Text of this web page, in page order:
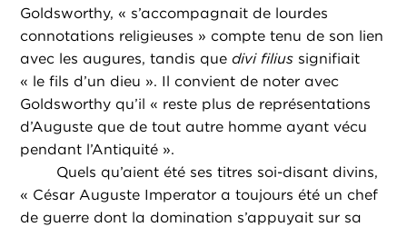
Goldsworthy, « s’accompagnait de lourdes
connotations religieuses » compte tenu de son lien
avec les augures, tandis quedivi filius signifiait
« le fils d’un dieu ». Il convient de noter avec
Goldsworthy qu’il « reste plus de représentations
d’Auguste que de tout autre homme ayant vécu
pendant l’Antiquité ».
Quels qu’aient été ses titres soi-disant divins,
« César Auguste Imperator a toujours été un chef
de guerre dont la domination s’appuyait sur sa